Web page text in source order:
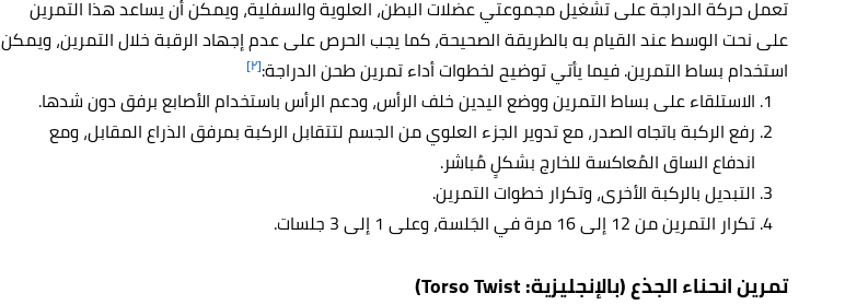
تعمل حركة الدراجة على تشغيل مجموعتي عضلات البطن، العلوية والسفلية، ويمكن أن يساعد هذا التمرين
على نحت الوسط عند القيام به بالطريقة الصحيحة، كما يجب الحرص على عدم إجهاد الرقبة خلال التمرين، ويمكن
استخدام بساط التمرين. فيما يأتي توضيح لخطوات أداء تمرين طحن الدراجة:[٢]
الاستلقاء على بساط التمرين ووضع اليدين خلف الرأس، ودعم الرأس باستخدام الأصابع برفق دون شدها.
رفع الركبة باتجاه الصدر، مع تدوير الجزء العلوي من الجسم لتتقابل الركبة بمرفق الذراع المقابل، ومع
اندفاع الساق المُعاكسة للخارج بشكلٍ مُباشر.
التبديل بالركبة الأخرى، وتكرار خطوات التمرين.
تكرار التمرين من 12 إلى 16 مرة في الجَلسة، وعلى 1 إلى 3 جلسات.
تمرين انحناء الجذع (بالإنجليزية: Torso Twist)